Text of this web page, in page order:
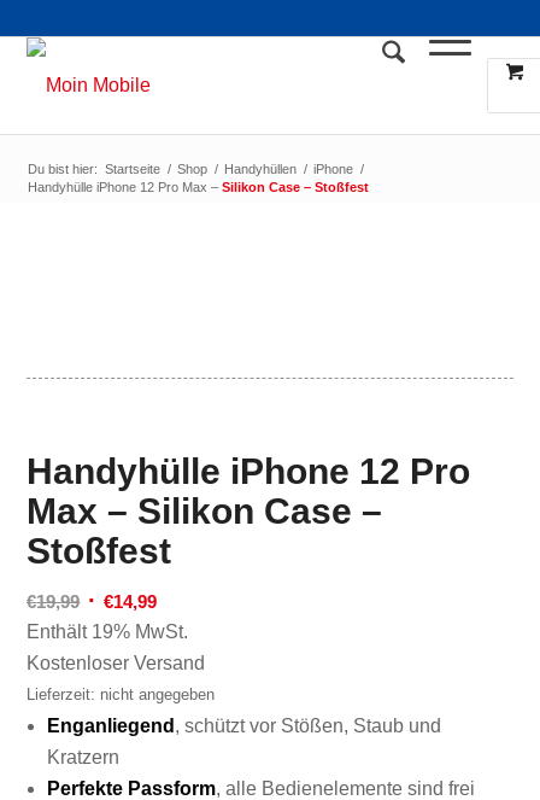
Du bist hier: Startseite / Shop / Handyhüllen / iPhone /
Handyhülle iPhone 12 Pro Max –Silikon Case – Stoßfest
Handyhülle iPhone 12 Pro
Max – Silikon Case –
Stoßfest
€19,99 Ursprünglicher
Preis
war:
€19,99
€14,99Aktueller
Preis
ist:
€14,99.
Enthält 19% MwSt.
Kostenloser Versand
Lieferzeit: nicht angegeben
Enganliegend , schützt vor Stößen, Staub und
Kratzern
Perfekte Passform, alle Bedienelemente sind frei